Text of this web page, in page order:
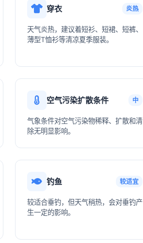
穿衣 炎热
天气炎热，建议着短衫、短裙、短裤、
薄型T恤衫等清凉夏季服装。
空气污染扩散条件 中
气象条件对空气污染物稀释、扩散和清
除无明显影响。
钓鱼 较适宜
较适合垂钓，但天气稍热，会对垂钓产
生一定的影响。